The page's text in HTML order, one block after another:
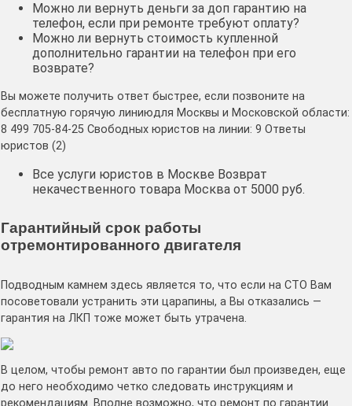
Можно ли вернуть деньги за доп гарантию на
телефон, если при ремонте требуют оплату?
Можно ли вернуть стоимость купленной
дополнительно гарантии на телефон при его
возврате?
Вы можете получить ответ быстрее, если позвоните на
бесплатную горячую линиюдля Москвы и Московской области:
8 499 705-84-25 Свободных юристов на линии: 9 Ответы
юристов (2)
Все услуги юристов в Москве Возврат
некачественного товара Москва от 5000 руб.
Гарантийный срок работы
отремонтированного двигателя
Подводным камнем здесь является то, что если на СТО Вам
посоветовали устранить эти царапины, а Вы отказались —
гарантия на ЛКП тоже может быть утрачена.
В целом, чтобы ремонт авто по гарантии был произведен, еще
до него необходимо четко следовать инструкциям и
рекомендациям. Вполне возможно, что ремонт по гарантии